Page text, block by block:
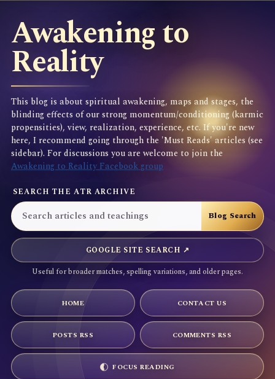
Awakening to
Reality
This blog is about spiritual awakening, maps and stages, the
blinding effects of our strong momentum/conditioning (karmic
propensities), view, realization, experience, etc. If you're new
here, I recommend going through the 'Must Reads' articles (see
sidebar). For discussions you are welcome to join the
Awakening to Reality Facebook group
SEARCH THE ATR ARCHIVE
GOOGLE SITE SEARCH ↗
Useful for broader matches, spelling variations, and older pages.
HOME CONTACT US
POSTS RSS COMMENTS RSS
FOCUS READING